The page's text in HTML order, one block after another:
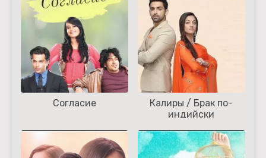
Согласие
Калиры / Брак по-
индийски